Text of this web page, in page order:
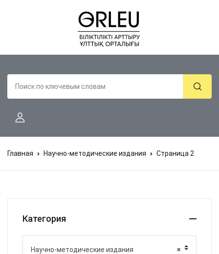
Главная Научно-методические издания Страница 2
Категория
×
Научно-методические издания